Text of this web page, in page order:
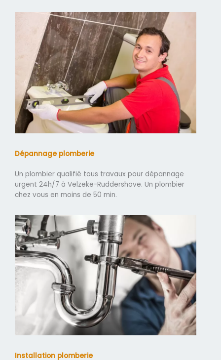
Dépannage plomberie
Un plombier qualifié tous travaux pour dépannage
urgent 24h/7 à Velzeke-Ruddershove. Un plombier
chez vous en moins de 50 min.
Installation plomberie